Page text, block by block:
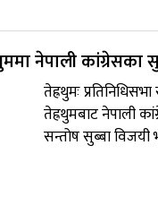
नेपाली कांग्रेसका
तेह्रथुमः
तेह्रथुमबाट नेपाली
सन्तोष सुब्बा